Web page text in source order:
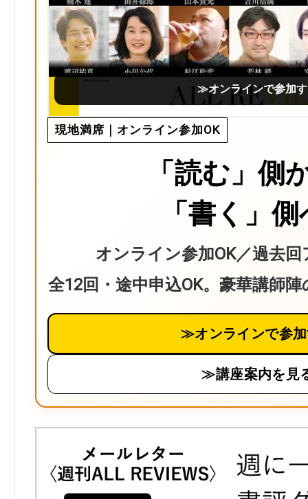
≫オンラインで参加
現地満席｜オンライン参加OK
「読む」側
「書く」
オンライン参加OK／過去
全12回・途中申込OK。豪華講師
≫オンラインで参
≫講座案内を見